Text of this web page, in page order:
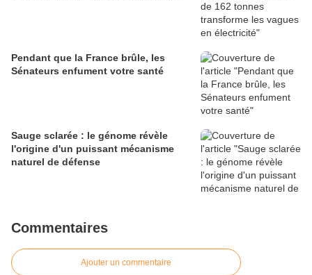
Pendant que la France brûle, les
Sénateurs enfument votre santé
Sauge sclarée : le génome révèle
l'origine d'un puissant mécanisme
naturel de défense
Commentaires
Ajouter un commentaire